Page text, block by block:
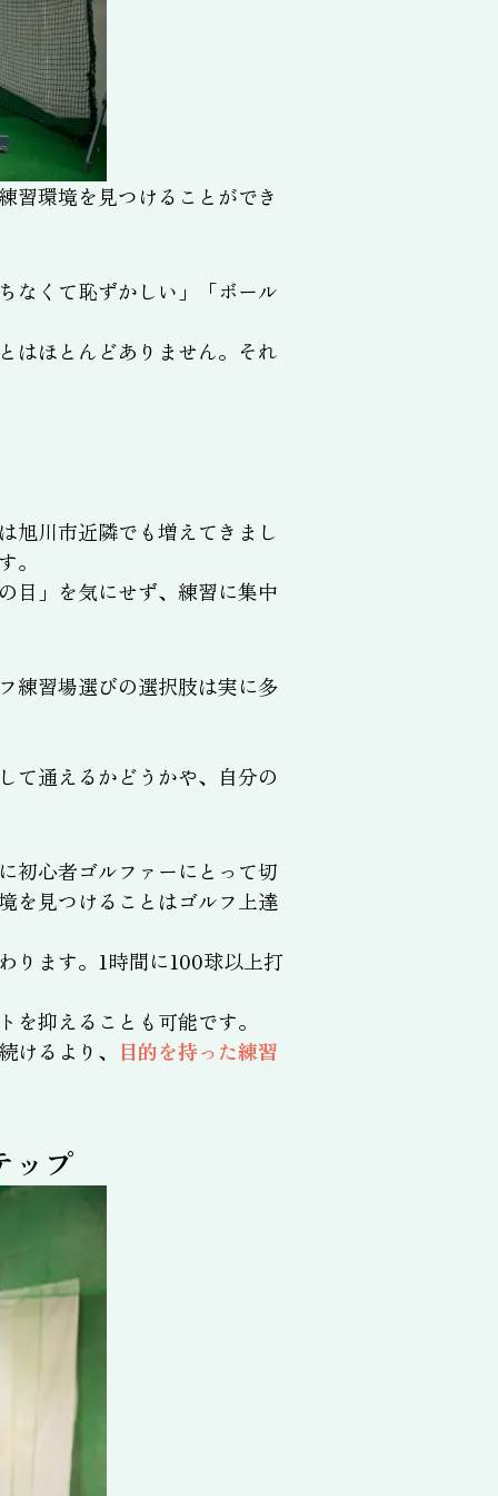
習環境を見つけることができ
なくて恥ずかしい」「ボール
はほとんどありません。それ
旭川市近隣でも増えてきまし
。
目」を気にせず、練習に集中
練習場選びの選択肢は実に多
て通えるかどうかや、自分の
初心者ゴルファーにとって切
を見つけることはゴルフ上達
ります。1時間に100球以上打
抑えることも可能です。
るより、
目的を持った練習
ップ